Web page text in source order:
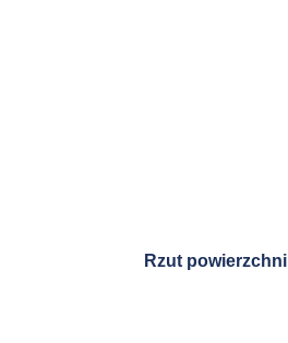
Rzut powierzchni